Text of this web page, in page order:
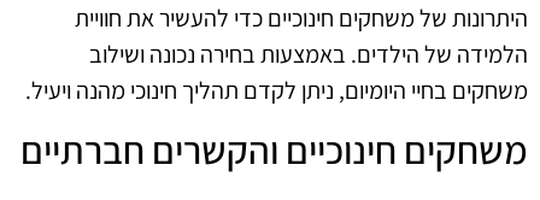
היתרונות של משחקים חינוכיים כדי להעשיר את חוויית
הלמידה של הילדים. באמצעות בחירה נכונה ושילוב
משחקים בחיי היומיום, ניתן לקדם תהליך חינוכי מהנה ויעיל.
משחקים חינוכיים והקשרים חברתיים